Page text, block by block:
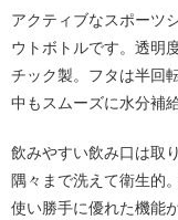
アクティブなスポーツ
ウトボトルです。透明
チック製。フタは半回
中もスムーズに水分補
飲みやすい飲み口は取
隅々まで洗えて衛生的
使い勝手に優れた機能